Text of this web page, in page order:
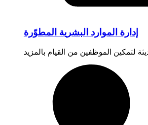
إدارة الموارد البشرية المطوّرة
لتمكين الموظفين من القيام بالمزيد